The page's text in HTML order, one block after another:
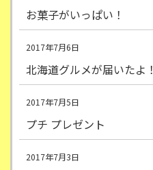
お菓子がいっぱい！
2017年7月6日
北海道グルメが届いたよ！
2017年7月5日
プチ プレゼント
2017年7月3日